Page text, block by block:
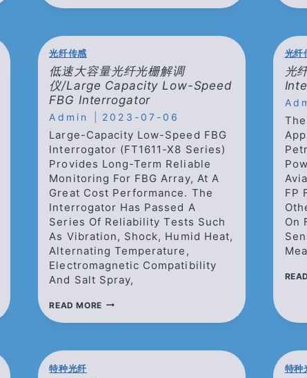
器
BASED)
光纤传感
低速大容量光纤光栅解调
仪/Large Capacity Low-Speed
FBG Interrogator
Admin 2023-07-06
Large-Capacity Low-Speed FBG
Interrogator (FT1611-X8 Series)
Provides Long-Term Reliable
Monitoring For FBG Array, At A
Great Cost Performance. The
Interrogator Has Passed A
Series Of Reliability Tests Such
As Vibration, Shock, Humid Heat,
Alternating Temperature,
Electromagnetic Compatibility
And Salt Spray,
READ MORE低
大
量
光纤
光
FP
On
特种光纤 特种